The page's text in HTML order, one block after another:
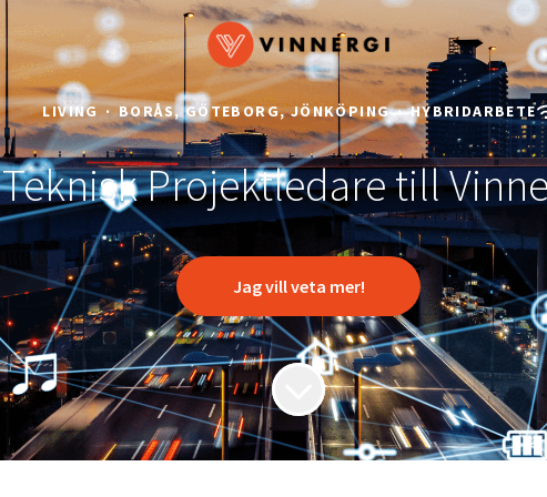
LIVING · BORÅS, GÖTEBORG, JÖNKÖPING · HYBRIDARBETE
Teknisk Projektledare till
Jag vill veta mer!